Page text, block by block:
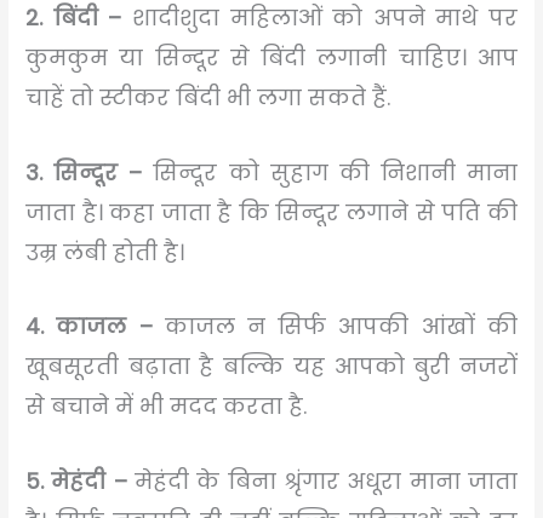
2. बिंदी – शादीशुदा महिलाओं को अपने माथे पर
कुमकुम या सिन्दूर से बिंदी लगानी चाहिए। आप
चाहें तो स्टीकर बिंदी भी लगा सकते हैं.
3. सिन्दूर – सिन्दूर को सुहाग की निशानी माना
जाता है। कहा जाता है कि सिन्दूर लगाने से पति की
उम्र लंबी होती है।
4. काजल –काजल न सिर्फ आपकी आंखों की
खूबसूरती बढ़ाता है बल्कि यह आपको बुरी नजरों
से बचाने में भी मदद करता है.
5. मेहंदी –मेहंदी के बिना श्रृंगार अधूरा माना जाता